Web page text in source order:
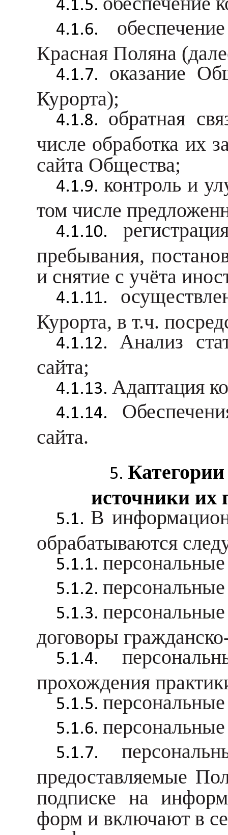
Красная Поляна
оказание
Курорта);
обратная
числе обработка их
сайта Общества;
контроль и
том числе
пребывания,
и снятие с учёта
Курорта, в т.ч.
Анализ
сайта;
Адаптация
сайта.
источники их
В
обрабатываются
договоры
прохождения
предоставляемые
подписке на
форм и включают в